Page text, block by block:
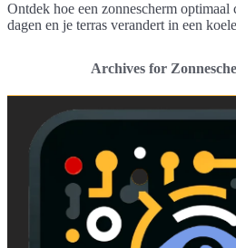
Ontdek hoe een zonnescherm
dagen en je terras verandert in een
Archives for